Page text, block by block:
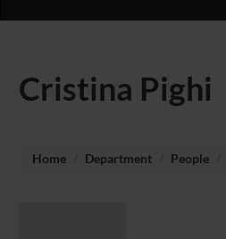
Cristina Pighi
Home Department People